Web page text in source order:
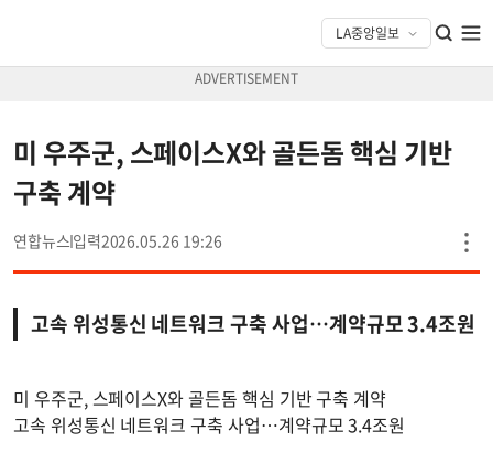
미 우주군, 스페이스X와 골든돔 핵심 기반
구축 계약
연합뉴스 2026.05.26 19:26
고속 위성통신 네트워크 구축 사업…계약규모 3.4조원
미 우주군, 스페이스X와 골든돔 핵심 기반 구축 계약
고속 위성통신 네트워크 구축 사업…계약규모 3.4조원